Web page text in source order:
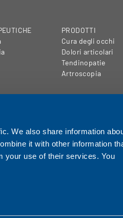
We also share information
it with other information
your use of their services. You
scientifica
PRODOTTI
Cura degli occhi
Dolori articolari
Tendinopatie
Artroscopia